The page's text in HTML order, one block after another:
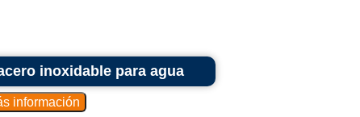
inoxidable para agua